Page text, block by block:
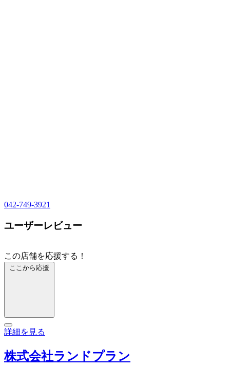
042-749-3921
ユーザーレビュー
この店舗を応援する！
ここから応援
詳細を見る
株式会社ランドプラン